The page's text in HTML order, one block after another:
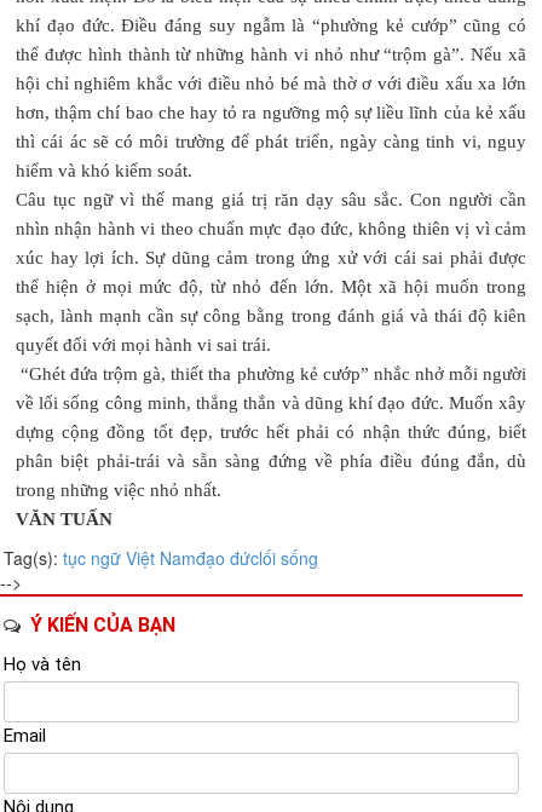
khí đạo đức. Điều đáng suy ngẫm là “phường kẻ cướp” cũng có
thể được hình thành từ những hành vi nhỏ như “trộm gà”. Nếu xã
hội chỉ nghiêm khắc với điều nhỏ bé mà thờ ơ với điều xấu xa lớn
hơn, thậm chí bao che hay tỏ ra ngưỡng mộ sự liều lĩnh của kẻ xấu
thì cái ác sẽ có môi trường để phát triển, ngày càng tinh vi, nguy
hiểm và khó kiểm soát.
Câu tục ngữ vì thế mang giá trị răn dạy sâu sắc. Con người cần
nhìn nhận hành vi theo chuẩn mực đạo đức, không thiên vị vì cảm
xúc hay lợi ích. Sự dũng cảm trong ứng xử với cái sai phải được
thể hiện ở mọi mức độ, từ nhỏ đến lớn. Một xã hội muốn trong
sạch, lành mạnh cần sự công bằng trong đánh giá và thái độ kiên
quyết đối với mọi hành vi sai trái.
“Ghét đứa trộm gà, thiết tha phường kẻ cướp” nhắc nhở mỗi người
về lối sống công minh, thẳng thắn và dũng khí đạo đức. Muốn xây
dựng cộng đồng tốt đẹp, trước hết phải có nhận thức đúng, biết
phân biệt phải-trái và sẵn sàng đứng về phía điều đúng đắn, dù
trong những việc nhỏ nhất.
VĂN TUẤN
Tag(s): tục ngữ Việt Namđạo đứclối sống
-->
Ý KIẾN CỦA BẠN
Họ và tên
Email
Nội dung